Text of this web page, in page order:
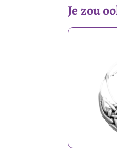
Je zou